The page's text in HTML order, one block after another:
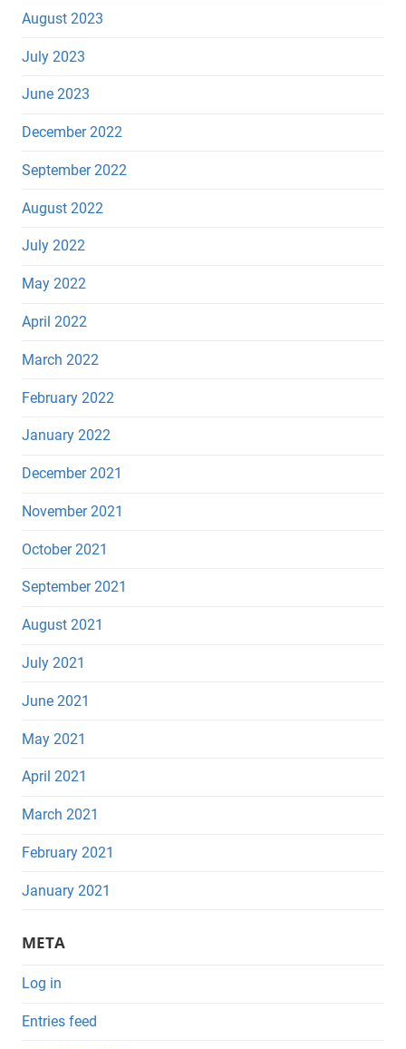
August 2023
July 2023
June 2023
December 2022
September 2022
August 2022
July 2022
May 2022
April 2022
March 2022
February 2022
January 2022
December 2021
November 2021
October 2021
September 2021
August 2021
July 2021
June 2021
May 2021
April 2021
March 2021
February 2021
January 2021
META
Log in
Entries feed